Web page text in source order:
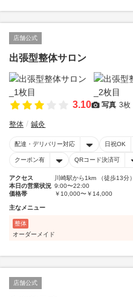
店舗公式
出張型整体サロン
3.10 写真 3枚
整体 鍼灸
配達・デリバリー対応 日祝OK
クーポン有 QRコード決済可
アクセス
川崎駅から1km （徒歩13分）
本日の営業状況 9:00〜22:00
価格帯
￥10,000〜￥14,000
主なメニュー
整体
オーダーメイド
店舗公式